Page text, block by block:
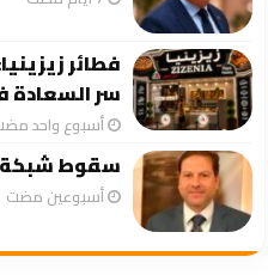
فطائر
سر السعادة
‏أسبوع واحد
سقوط شبكة
‏أسبوعين مضت